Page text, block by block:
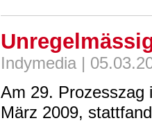
Indymedia |
Am 29. Prozesszag
März 2009,